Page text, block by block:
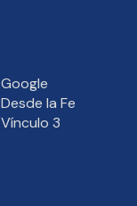
Google
Desde la Fe
Vínculo 3